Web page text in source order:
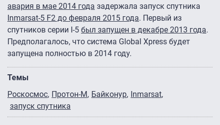
авария в мае 2014 года задержала запуск спутника
Inmarsat-5 F2 до февраля 2015 года. Первый из
спутников серии I-5 был запущен в декабре 2013 года.
Предполагалось, что система Global Xpress будет
запущена полностью в 2014 году.
Темы
Роскосмос Протон-М Байконур
Inmarsat
запуск спутника